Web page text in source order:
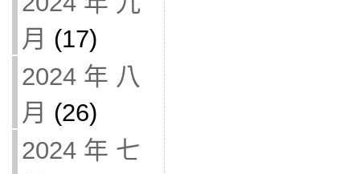
月 (17)
2024 年 八
月 (26)
2024 年 七